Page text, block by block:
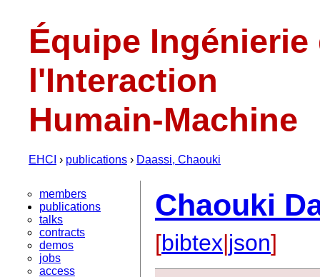
Équipe Ingénierie
l'Interaction
Humain-Machine
EHCI › publications › Daassi, Chaouki
members
publications
talks
contracts
demos
jobs
access
Chaouki
[bibtex|json]